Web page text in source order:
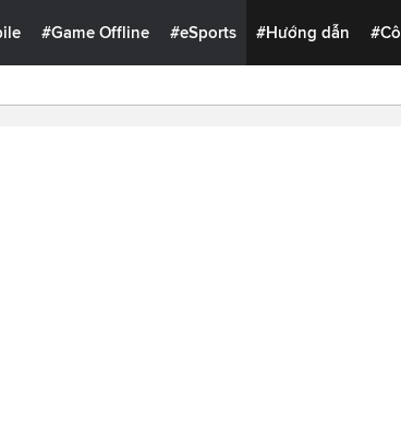
#Game Offline #eSports #Hướng dẫn